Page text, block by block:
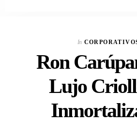
In
Ron
Lujo